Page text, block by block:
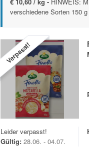
verschiedene Sorten 150
Verpasst!
Leider verpasst!
Gültig: 28.06. - 04.07.